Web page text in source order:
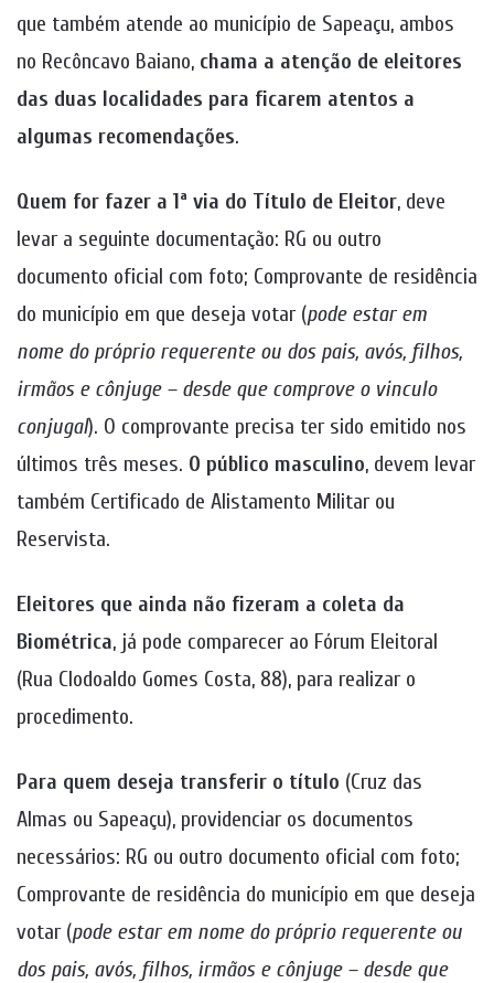
que também atende ao município de Sapeaçu, ambos
no Recôncavo Baiano, chama a atenção de eleitores
das duas localidades para ficarem atentos a
algumas recomendações.
Quem for fazer a 1ª via do Título de Eleitor, deve
levar a seguinte documentação: RG ou outro
documento oficial com foto; Comprovante de residência
do município em que deseja votar (pode estar em
nome do próprio requerente ou dos pais, avós, filhos,
irmãos e cônjuge – desde que comprove o vinculo
conjugal). O comprovante precisa ter sido emitido nos
últimos três meses. O público masculino, devem levar
também Certificado de Alistamento Militar ou
Reservista.
Eleitores que ainda não fizeram a coleta da
Biométrica, já pode comparecer ao Fórum Eleitoral
(Rua Clodoaldo Gomes Costa, 88), para realizar o
procedimento.
Para quem deseja transferir o título (Cruz das
Almas ou Sapeaçu), providenciar os documentos
necessários: RG ou outro documento oficial com foto;
Comprovante de residência do município em que deseja
votar (pode estar em nome do próprio requerente ou
dos pais, avós, filhos, irmãos e cônjuge – desde que